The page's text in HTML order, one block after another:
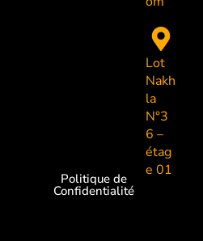
Lot
Nakh
la
N°3
6 –
étag
e 01
Politique de
Confidentialité